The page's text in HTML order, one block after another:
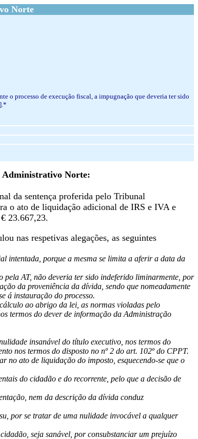
Norte
o processo de execução fiscal, a impugnação que deveria ter sido
Administrativo Norte:
da sentença proferida pelo Tribunal
o ato de liquidação adicional de IRS e IVA e
23.667,23.
nas respetivas alegações, as seguintes
intentada, porque a mesma se limita a aferir a data da
pela AT, não deveria ter sido indeferido liminarmente, por
da proveniência da dívida, sendo que nomeadamente
á instauração do processo.
ao abrigo da lei, as normas violadas pelo
termos do dever de informação da Administração
insanável do título executivo, nos termos do
nos termos do disposto no nº 2 do art. 102º do CPPT.
no ato de liquidação do imposto, esquecendo-se que o
do cidadão e do recorrente, pelo que a decisão de
nem da descrição da dívida conduz
por se tratar de uma nulidade invocável a qualquer
seja sanável, por consubstanciar um prejuízo